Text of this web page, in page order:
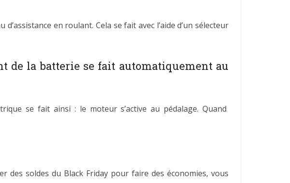
en roulant. Cela se fait avec l’aide d’un sélecteur
de la batterie se fait automatiquement au
se fait ainsi : le moteur s’active au pédalage. Quand
des soldes du Black Friday pour faire des économies, vous